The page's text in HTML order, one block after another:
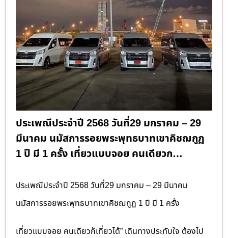
ประเพณีประจำปี 2568 วันที่29 มกราคม – 29
มีนาคม นมัสการรอยพระพุทธบาทเขาคิชฌกูฏ
1 ปี มี 1 ครั้ง เที่ยวแบบจอย คนเดียวก…
ประเพณีประจำปี 2568 วันที่29 มกราคม – 29 มีนาคม
นมัสการรอยพระพุทธบาทเขาคิชฌกูฏ 1 ปี มี 1 ครั้ง
เที่ยวแบบจอย คนเดียวก็เที่ยวได้” เดินทางประทับใจ ต้องไป